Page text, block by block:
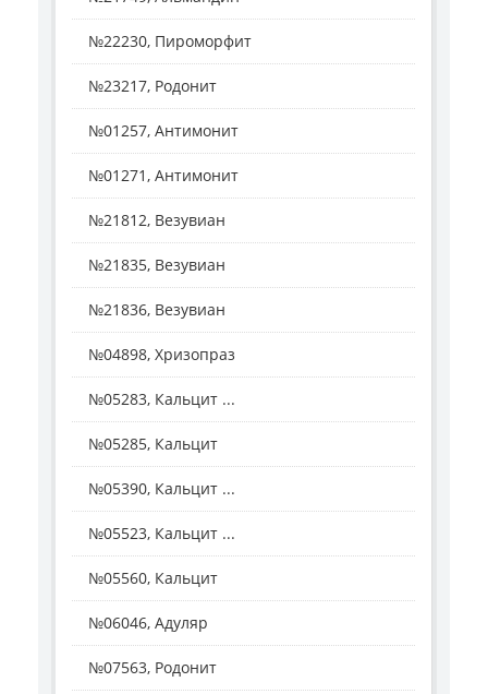
№22230, Пироморфит
№23217, Родонит
№01257, Антимонит
№01271, Антимонит
№21812, Везувиан
№21835, Везувиан
№21836, Везувиан
№04898, Хризопраз
№05283, Кальцит ...
№05285, Кальцит
№05390, Кальцит ...
№05523, Кальцит ...
№05560, Кальцит
№06046, Адуляр
№07563, Родонит